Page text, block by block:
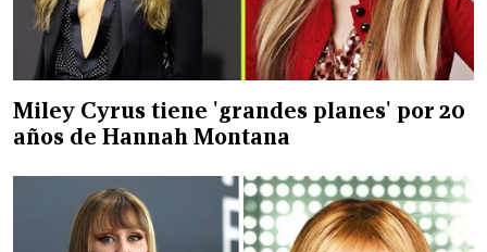
Miley Cyrus tiene 'grandes planes' por 20
años de Hannah Montana